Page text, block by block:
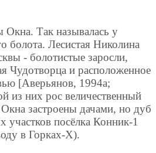
Так называлась у
болота. Лесистая Николина
- болотистые заросли,
Чудотворца и расположенное
[Аверьянов, 1994а;
из них рос величественный
застроены дачами, но дуб
участков посёлка Конник-1
в Горках-X).